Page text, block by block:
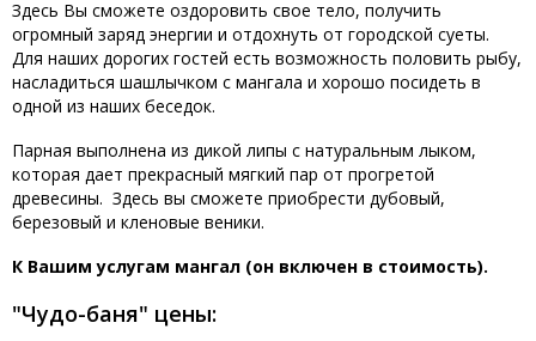
Здесь Вы сможете оздоровить свое тело, получить
огромный заряд энергии и отдохнуть от городской суеты.
Для наших дорогих гостей есть возможность половить рыбу,
насладиться шашлычком с мангала и хорошо посидеть в
одной из наших беседок.
Парная выполнена из дикой липы с натуральным лыком,
которая дает прекрасный мягкий пар от прогретой
древесины. Здесь вы сможете приобрести дубовый,
березовый и кленовые веники.
К Вашим услугам мангал (он включен в стоимость).
"Чудо-баня" цены: